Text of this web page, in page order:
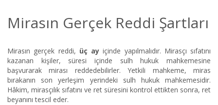
Mirasın Gerçek Reddi Şartları
Mirasın gerçek reddi, üç ay içinde yapılmalıdır. Mirasçı sıfatını
kazanan kişiler, süresi içinde sulh hukuk mahkemesine
başvurarak mirası reddedebilirler. Yetkili mahkeme, miras
bırakanın son yerleşim yerindeki sulh hukuk mahkemesidir.
Hâkim, mirasçılık sıfatını ve ret süresini kontrol ettikten sonra, ret
beyanını tescil eder.